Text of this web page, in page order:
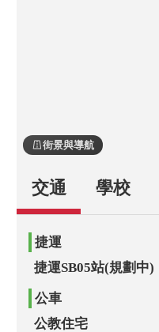
街景與導航
交通 學校
捷運
捷運SB05站(規劃中)
公車
公教住宅